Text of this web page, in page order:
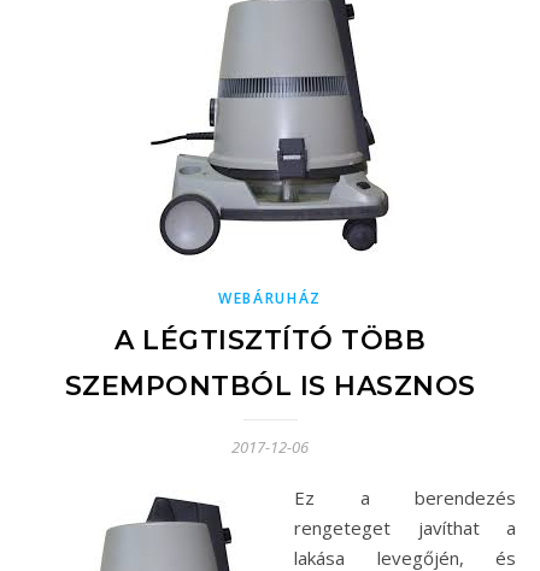
WEBÁRUHÁZ
A LÉGTISZTÍTÓ TÖBB
SZEMPONTBÓL IS HASZNOS
2017-12-06
Ez a berendezés
rengeteget javíthat a
lakása levegőjén, és